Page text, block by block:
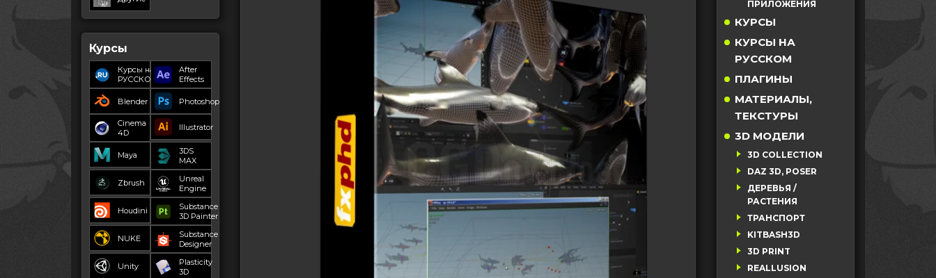
Курсы
Курсы на
РУССКОМ
After
Effects
Blender Photoshop
Cinema
4D
Illustrator
Maya
3DS
MAX
Zbrush
Unreal
Engine
Houdini
Substance
3D Painter
NUKE
Substance
Designer
Unity
Plasticity
3D
ПРИЛОЖЕНИЯ
КУРСЫ
КУРСЫ НА
РУССКОМ
ПЛАГИНЫ
МАТЕРИАЛЫ,
ТЕКСТУРЫ
3D МОДЕЛИ
3D COLLECTION
DAZ 3D, POSER
ДЕРЕВЬЯ /
РАСТЕНИЯ
ТРАНСПОРТ
KITBASH3D
3D PRINT
REALLUSION